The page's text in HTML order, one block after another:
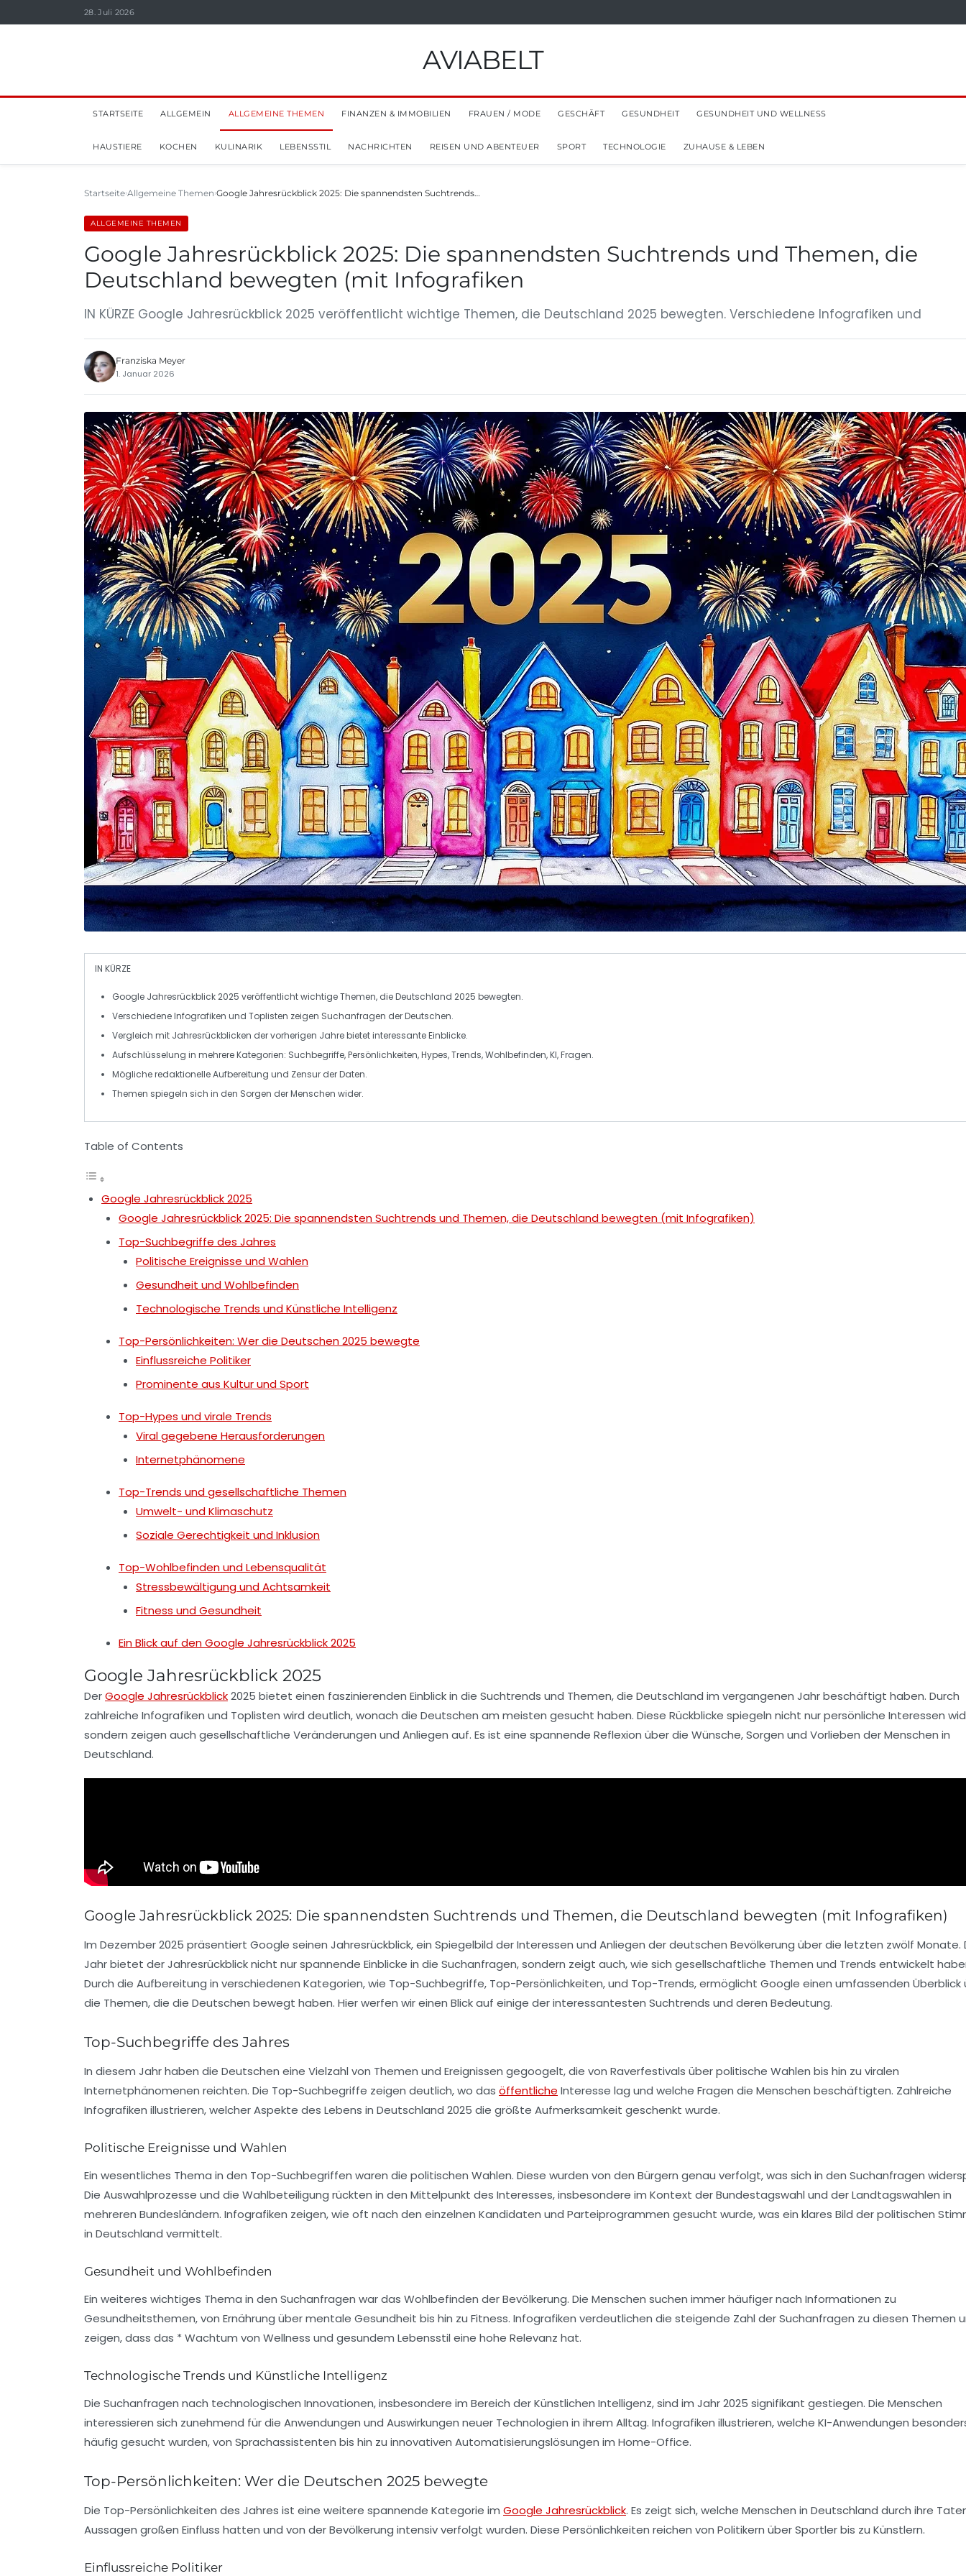
28. Juli 2026
AVIABELT
STARTSEITE ALLGEMEIN ALLGEMEINE THEMEN FINANZEN & IMMOBILIEN FRAUEN / MODE GESCHÄFT GESUNDHEIT GESUNDHEIT UND WELLNESS
HAUSTIERE KOCHEN KULINARIK LEBENSSTIL NACHRICHTEN REISEN UND ABENTEUER SPORT TECHNOLOGIE ZUHAUSE & LEBEN
Startseite Allgemeine Themen Google Jahresrückblick 2025: Die spannendsten Suchtrends…
ALLGEMEINE THEMEN
Google Jahresrückblick 2025: Die spannendsten Suchtrends und Themen, die
Deutschland bewegten (mit Infografiken
IN KÜRZE Google Jahresrückblick 2025 veröffentlicht wichtige Themen, die Deutschland 2025 bewegten. Verschiedene Infografiken und
Franziska Meyer
1. Januar 2026
IN KÜRZE
Google Jahresrückblick 2025 veröffentlicht wichtige Themen, die Deutschland 2025 bewegten.
Verschiedene Infografiken und Toplisten zeigen Suchanfragen der Deutschen.
Vergleich mit Jahresrückblicken der vorherigen Jahre bietet interessante Einblicke.
Aufschlüsselung in mehrere Kategorien: Suchbegriffe,Persönlichkeiten,Hypes,Trends,Wohlbefinden,KI,Fragen.
Mögliche redaktionelle Aufbereitung und Zensur der Daten.
Themen spiegeln sich in den Sorgen der Menschen wider.
Table of Contents
Google Jahresrückblick 2025
Google Jahresrückblick 2025: Die spannendsten Suchtrends und Themen, die Deutschland bewegten (mit Infografiken)
Top-Suchbegriffe des Jahres
Politische Ereignisse und Wahlen
Gesundheit und Wohlbefinden
Technologische Trends und Künstliche Intelligenz
Top-Persönlichkeiten: Wer die Deutschen 2025 bewegte
Einflussreiche Politiker
Prominente aus Kultur und Sport
Top-Hypes und virale Trends
Viral gegebene Herausforderungen
Internetphänomene
Top-Trends und gesellschaftliche Themen
Umwelt- und Klimaschutz
Soziale Gerechtigkeit und Inklusion
Top-Wohlbefinden und Lebensqualität
Stressbewältigung und Achtsamkeit
Fitness und Gesundheit
Ein Blick auf den Google Jahresrückblick 2025
Google Jahresrückblick 2025
DerGoogle Jahresrückblick2025 bietet einen faszinierenden Einblick in die Suchtrends und Themen, die Deutschland im vergangenen Jahr beschäftigt haben. Durch
zahlreiche Infografiken und Toplisten wird deutlich, wonach die Deutschen am meisten gesucht haben. Diese Rückblicke spiegeln nicht nur persönliche Interessen
sondern zeigen auch gesellschaftliche Veränderungen und Anliegen auf. Es ist eine spannende Reflexion über die Wünsche,Sorgen und Vorlieben der Menschen in
Deutschland.
Google Jahresrückblick 2025: Die spannendsten Suchtrends und Themen, die Deutschland bewegten (mit Infografiken)
Im Dezember 2025 präsentiert Google seinen Jahresrückblick, ein Spiegelbild der Interessen und Anliegen der deutschen Bevölkerung über die letzten zwölf Monate.
Jahr bietet derJahresrückblicknicht nur spannende Einblicke in die Suchanfragen, sondern zeigt auch, wie sich gesellschaftliche Themen und Trends entwickelt
Durch die Aufbereitung in verschiedenen Kategorien, wie Top-Suchbegriffe, Top-Persönlichkeiten, und Top-Trends, ermöglicht Google einen umfassenden Überblick
die Themen, die die Deutschen bewegt haben. Hier werfen wir einen Blick auf einige der interessantesten Suchtrends und deren Bedeutung.
Top-Suchbegriffe des Jahres
In diesem Jahr haben die Deutschen eine Vielzahl von Themen und Ereignissen gegoogelt, die von Raverfestivals über politische Wahlen bis hin zu viralen
Internetphänomenen reichten. Die Top-Suchbegriffe zeigen deutlich, wo das öffentliche Interesse lag und welche Fragen die Menschen beschäftigten. Zahlreiche
Infografiken illustrieren, welcher Aspekte des Lebens in Deutschland 2025 die größte Aufmerksamkeit geschenkt wurde.
Politische Ereignisse und Wahlen
Ein wesentliches Thema in den Top-Suchbegriffen waren die politischen Wahlen. Diese wurden von den Bürgern genau verfolgt, was sich in den Suchanfragen
Die Auswahlprozesse und die Wahlbeteiligung rückten in den Mittelpunkt des Interesses, insbesondere im Kontext derBundestagswahl und derLandtagswahlen in
mehreren Bundesländern. Infografiken zeigen, wie oft nach den einzelnen Kandidaten und Parteiprogrammen gesucht wurde, was ein klares Bild der politischen
in Deutschland vermittelt.
Gesundheit und Wohlbefinden
Ein weiteres wichtiges Thema in den Suchanfragen war das Wohlbefinden der Bevölkerung. Die Menschen suchen immer häufiger nach Informationen zu
Gesundheitsthemen, von Ernährung über mentale Gesundheit bis hin zu Fitness. Infografiken verdeutlichen die steigende Zahl der Suchanfragen zu diesen Themen
zeigen, dass das * Wachtum von Wellness und gesundem Lebensstil eine hohe Relevanz hat.
Technologische Trends und Künstliche Intelligenz
Die Suchanfragen nach technologischen Innovationen, insbesondere im Bereich derKünstlichen Intelligenz, sind im Jahr 2025 signifikant gestiegen. Die Menschen
interessieren sich zunehmend für die Anwendungen und Auswirkungen neuer Technologien in ihrem Alltag. Infografiken illustrieren, welche KI-Anwendungen
häufig gesucht wurden, von Sprachassistenten bis hin zu innovativen Automatisierungslösungen im Home-Office.
Top-Persönlichkeiten: Wer die Deutschen 2025 bewegte
Die Top-Persönlichkeiten des Jahres ist eine weitere spannende Kategorie im Google Jahresrückblick. Es zeigt sich, welche Menschen in Deutschland durch ihre
Aussagen großen Einfluss hatten und von der Bevölkerung intensiv verfolgt wurden. Diese Persönlichkeiten reichen von Politikern überSportlerbis zu Künstlern.
Einflussreiche Politiker